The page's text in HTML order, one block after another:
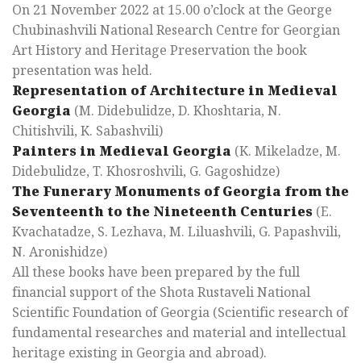
On 21 November 2022 at 15.00 o’clock at the George
Chubinashvili National Research Centre for Georgian
Art History and Heritage Preservation the book
presentation was held.
Representation of Architecture in Medieval
Georgia (M. Didebulidze, D. Khoshtaria, N.
Chitishvili, K. Sabashvili)
Painters in Medieval Georgia (K. Mikeladze, M.
Didebulidze, T. Khosroshvili, G. Gagoshidze)
The Funerary Monuments of Georgia from the
Seventeenth to the Nineteenth Centuries (E.
Kvachatadze, S. Lezhava, M. Liluashvili, G. Papashvili,
N. Aronishidze)
All these books have been prepared by the full
financial support of the Shota Rustaveli National
Scientific Foundation of Georgia (Scientific research of
fundamental researches and material and intellectual
heritage existing in Georgia and abroad).